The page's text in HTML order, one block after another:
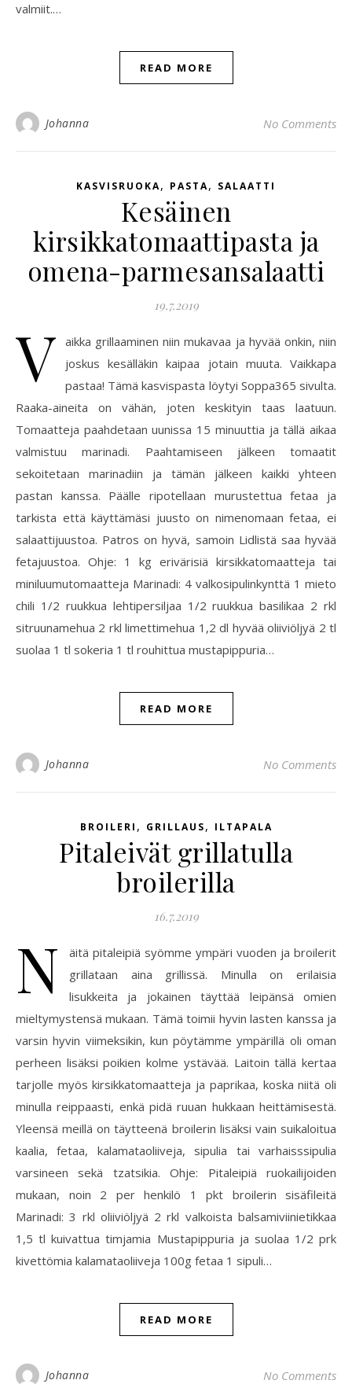
valmiit.…
READ MORE
Johanna No Comments
KASVISRUOKA, PASTA, SALAATTI
Kesäinen
kirsikkatomaattipasta ja
omena-parmesansalaatti
19.7.2019
V aikka grillaaminen niin mukavaa ja hyvää onkin, niin
joskus kesälläkin kaipaa jotain muuta. Vaikkapa
pastaa! Tämä kasvispasta löytyi Soppa365 sivulta.
Raaka-aineita on vähän, joten keskityin taas laatuun.
Tomaatteja paahdetaan uunissa 15 minuuttia ja tällä aikaa
valmistuu marinadi. Paahtamiseen jälkeen tomaatit
sekoitetaan marinadiin ja tämän jälkeen kaikki yhteen
pastan kanssa. Päälle ripotellaan murustettua fetaa ja
tarkista että käyttämäsi juusto on nimenomaan fetaa, ei
salaattijuustoa. Patros on hyvä, samoin Lidlistä saa hyvää
fetajuustoa. Ohje: 1 kg erivärisiä kirsikkatomaatteja tai
miniluumutomaatteja Marinadi: 4 valkosipulinkynttä 1 mieto
chili 1/2 ruukkua lehtipersiljaa 1/2 ruukkua basilikaa 2 rkl
sitruunamehua 2 rkl limettimehua 1,2 dl hyvää oliiviöljyä 2 tl
suolaa 1 tl sokeria 1 tl rouhittua mustapippuria…
READ MORE
Johanna No Comments
BROILERI , GRILLAUS, ILTAPALA
Pitaleivät grillatulla
broilerilla
16.7.2019
N
äitä pitaleipiä syömme ympäri vuoden ja broilerit
grillataan aina grillissä. Minulla on erilaisia
lisukkeita ja jokainen täyttää leipänsä omien
mieltymystensä mukaan. Tämä toimii hyvin lasten kanssa ja
varsin hyvin viimeksikin, kun pöytämme ympärillä oli oman
perheen lisäksi poikien kolme ystävää. Laitoin tällä kertaa
tarjolle myös kirsikkatomaatteja ja paprikaa, koska niitä oli
minulla reippaasti, enkä pidä ruuan hukkaan heittämisestä.
Yleensä meillä on täytteenä broilerin lisäksi vain suikaloitua
kaalia, fetaa, kalamataoliiveja, sipulia tai varhaisssipulia
varsineen sekä tzatsikia. Ohje: Pitaleipiä ruokailijoiden
mukaan, noin 2 per henkilö 1 pkt broilerin sisäfileitä
Marinadi: 3 rkl oliiviöljyä 2 rkl valkoista balsamiviinietikkaa
1,5 tl kuivattua timjamia Mustapippuria ja suolaa 1/2 prk
kivettömia kalamataoliiveja 100g fetaa 1 sipuli…
READ MORE
Johanna No Comments